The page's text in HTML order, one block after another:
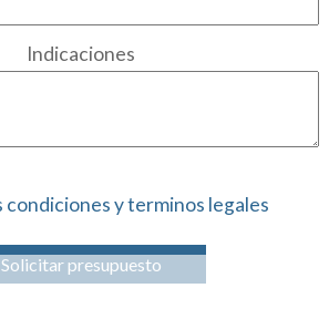
Indicaciones
condiciones y terminos legales
Solicitar presupuesto